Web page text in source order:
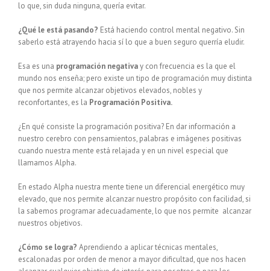
lo que, sin duda ninguna, quería evitar.
¿Qué le está pasando? Está haciendo control mental negativo. Sin
saberlo está atrayendo hacia sí lo que a buen seguro querría eludir.
Esa es una programación negativay con frecuencia es la que el
mundo nos enseña; pero existe un tipo de programación muy distinta
que nos permite alcanzar objetivos elevados, nobles y
reconfortantes, es la Programación Positiva.
¿En qué consiste la programación positiva? En dar información a
nuestro cerebro con pensamientos, palabras e imágenes positivas
cuando nuestra mente está relajada y en un nivel especial que
llamamos Alpha.
En estado Alpha nuestra mente tiene un diferencial energético muy
elevado, que nos permite alcanzar nuestro propósito con facilidad, si
la sabemos programar adecuadamente, lo que nos permite alcanzar
nuestros objetivos.
¿Cómo se logra? Aprendiendo a aplicar técnicas mentales,
escalonadas por orden de menor a mayor dificultad, que nos hacen